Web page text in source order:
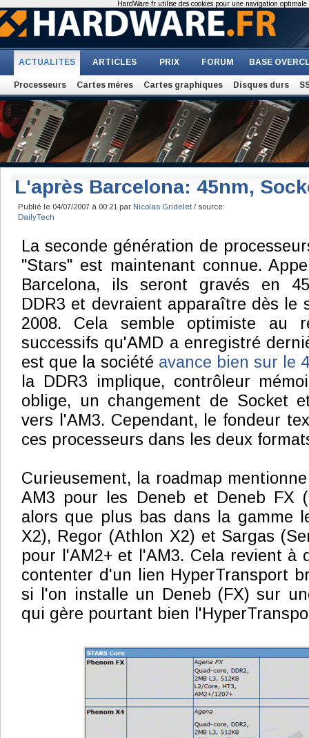
ACTUALITES ARTICLES PRIX FORUM BASE
Processeurs Cartes mères Cartes graphiques Disques durs
L'après Barcelona: 45nm,
Publié le 04/07/2007 à 00:21 par Nicolas Gridelet / source:
DailyTech
La seconde génération de
"Stars" est maintenant connue.
Barcelona, ils seront gravés en
DDR3 et devraient apparaître dès le
2008. Cela semble optimiste au
successifs qu'AMD a enregistré
est que la société avance bien sur le
la DDR3 implique, contrôleur
oblige, un changement de Socket
vers l'AM3. Cependant, le fondeur
ces processeurs dans les deux
Curieusement, la roadmap
AM3 pour les Deneb et Deneb FX
alors que plus bas dans la gamme
X2), Regor (Athlon X2) et Sargas
pour l'AM2+ et l'AM3. Cela revient à
contenter d'un lien HyperTransport
si l'on installe un Deneb (FX) sur
qui gère pourtant bien
HardWare.fr utilise des cookies pour une navigation